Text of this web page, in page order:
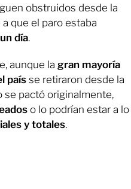
obstruidos desde la
que el paro estaba
día.
aunque la gran mayoría
paísse retiraron desde la
se pactó originalmente,
o lo podrían estar a lo
y totales.